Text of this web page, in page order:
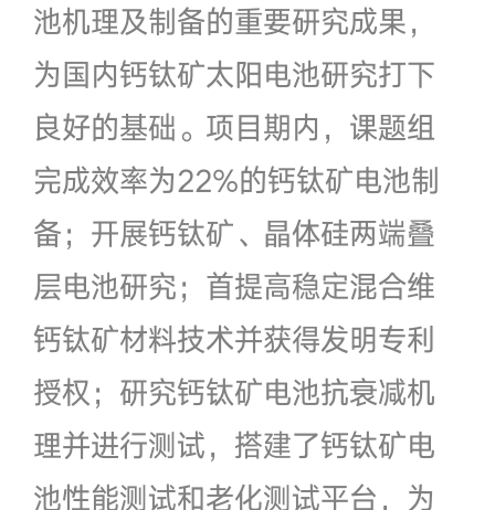
池机理及制备的重要研究成果，
为国内钙钛矿太阳电池研究打下
良好的基础。项目期内，课题组
完成效率为22%的钙钛矿电池制
备；开展钙钛矿、晶体硅两端叠
层电池研究；首提高稳定混合维
钙钛矿材料技术并获得发明专利
授权；研究钙钛矿电池抗衰减机
理并进行测试，搭建了钙钛矿电
池性能测试和老化测试平台，为